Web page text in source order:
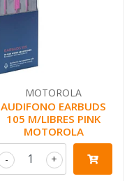
MOTOROLA
AUDIFONO EARBUDS
105 M/LIBRES PINK
MOTOROLA
+
-